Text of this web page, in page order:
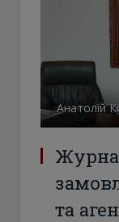
Анатолій
та